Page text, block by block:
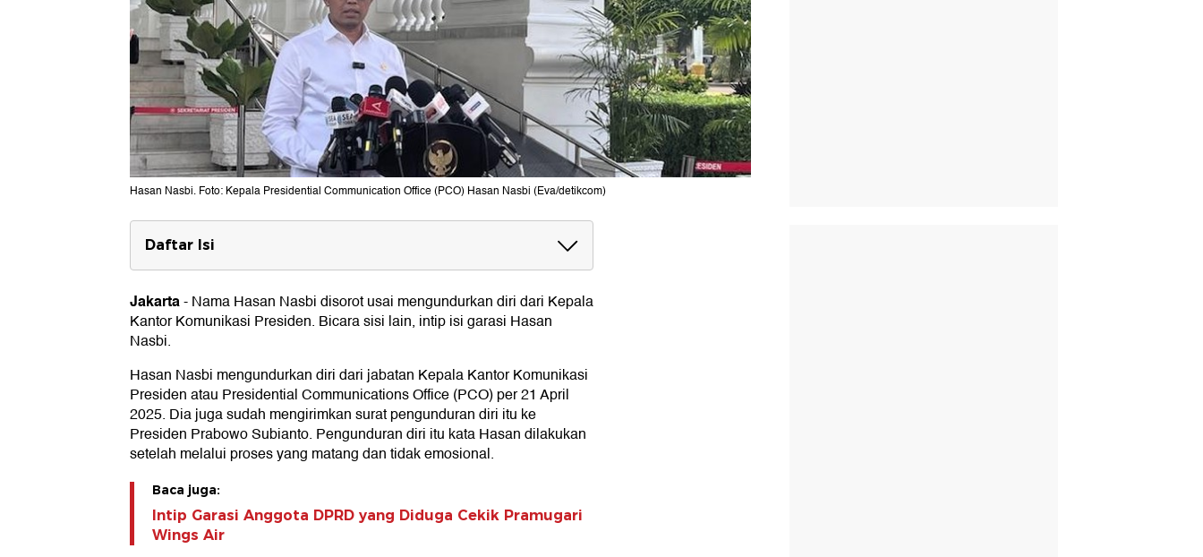
Hasan Nasbi. Foto: Kepala Presidential Communication Office (PCO) Hasan Nasbi (Eva/detikcom)
Daftar Isi
Isi Garasi Hasan Nasbi
Jakarta-Nama Hasan Nasbi disorot usai mengundurkan diri dari Kepala
Kantor Komunikasi Presiden. Bicara sisi lain, intip isi garasi Hasan
Nasbi.
Hasan Nasbi mengundurkan diri dari jabatan Kepala Kantor Komunikasi
Presiden atau Presidential Communications Office (PCO) per 21 April
2025. Dia juga sudah mengirimkan surat pengunduran diri itu ke
Presiden Prabowo Subianto. Pengunduran diri itu kata Hasan dilakukan
setelah melalui proses yang matang dan tidak emosional.
Baca juga:
Intip Garasi Anggota DPRD yang Diduga Cekik Pramugari
Wings Air